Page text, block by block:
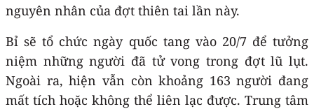
nguyên nhân của đợt thiên tai lần này.
Bỉ sẽ tổ chức ngày quốc tang vào 20/7 để tưởng
niệm những người đã tử vong trong đợt lũ lụt.
Ngoài ra, hiện vẫn còn khoảng 163 người đang
mất tích hoặc không thể liên lạc được. Trung tâm